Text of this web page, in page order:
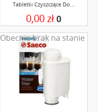
Tabletki Czyszczące Do...
0,00 zł 0
Obecnie brak na stanie